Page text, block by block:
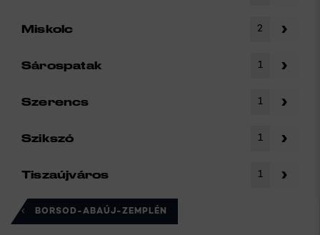
Miskolc 2
Sárospatak 1
Szerencs 1
Szikszó 1
Tiszaújváros 1
BORSOD-ABAÚJ-ZEMPLÉN